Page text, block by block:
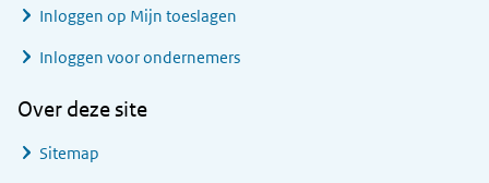
Inloggen op Mijn toeslagen
Inloggen voor ondernemers
Over deze site
Sitemap